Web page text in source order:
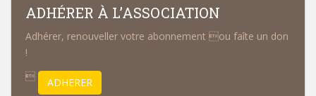
ADHÉRER À L’ASSOCIATION
Adhérer, renouveller votre abonnement ou faîte un don
!

ADHERER